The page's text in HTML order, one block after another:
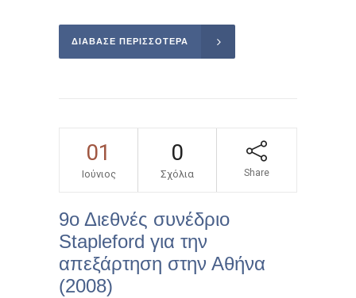
ΔΙΑΒΑΣΕ ΠΕΡΙΣΣΌΤΕΡΑ
01
Ιούνιος
0
Σχόλια Share
9ο Διεθνές συνέδριο
Stapleford για την
απεξάρτηση στην Αθήνα
(2008)